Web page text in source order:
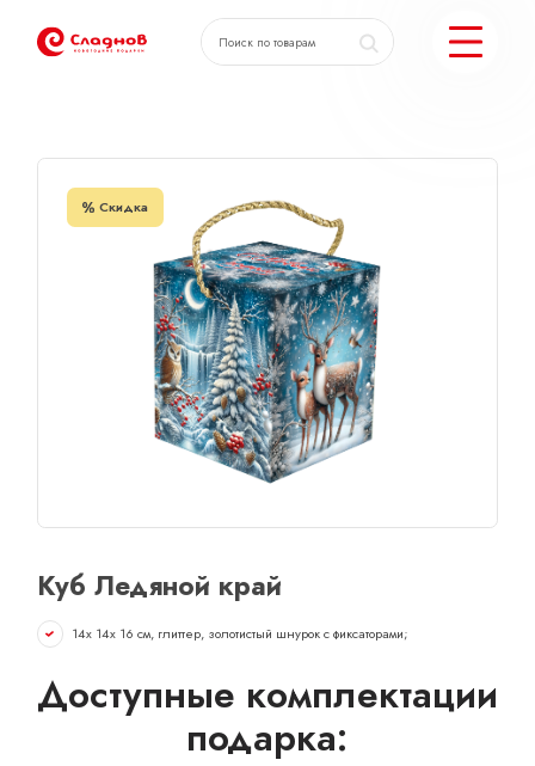
КАТАЛОГ ПОДАРКОВ
ПОДОБРАТЬ ПОДАРКИ
ДОСТАВКА И ОПЛАТА
ОТЗЫВЫ
КОНТАКТЫ
Каталог Куб Ледяной край
Скидка
Куб Ледяной край
14х 14х 16 см, глиттер, золотистый шнурок с фиксаторами;
Доступные комплектации
подарка: